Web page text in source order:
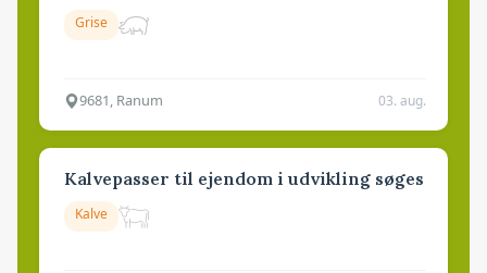
Grise
9681, Ranum 03. aug.
Kalvepasser til ejendom i udvikling søges
Kalve